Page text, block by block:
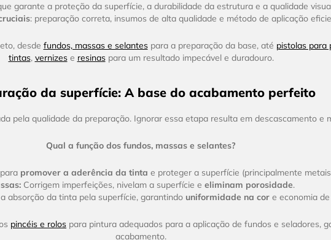
garante a proteção da superfície, a durabilidade da estrutura e a qualidade
: preparação correta, insumos de alta qualidade e método de aplicação
desde fundos, massas e selantespara a preparação da base, até pistolas para
tintas, vernizese resinaspara um resultado impecável e duradouro.
da superfície: A base do acabamento perfeito
pela qualidade da preparação. Ignorar essa etapa resulta em descascamento e
Qual a função dos fundos, massas e selantes?
promover a aderência da tinta e proteger a superfície (principalmente
Corrigem imperfeições, nivelam a superfície e eliminam porosidade.
absorção da tinta pela superfície, garantindo uniformidade na core economia
pincéis e rolos para pintura adequados para a aplicação de fundos e seladores,
acabamento.